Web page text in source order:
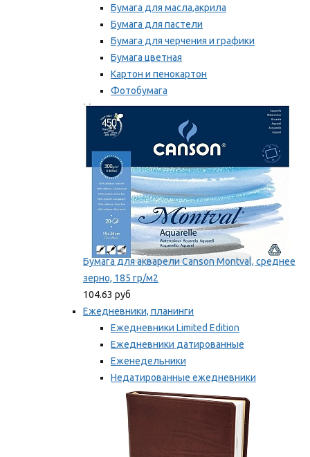
Бумага для масла,акрила
Бумага для пастели
Бумага для черчения и графики
Бумага цветная
Картон и пенокартон
Фотобумага
Мы рекомендуем
Бумага для акварели Canson Montval, среднее
зерно, 185 гр/м2
104.63 руб
Ежедневники, планинги
Ежедневники Limited Edition
Ежедневники датированные
Еженедельники
Недатированные ежедневники
Планинги
Мы рекомендуем